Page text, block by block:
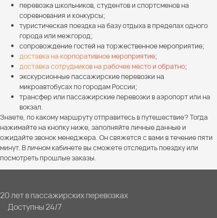
перевозка школьников, студентов и спортсменов на
соревнования и конкурсы;
туристическая поездка на базу отдыха в пределах одного
города или межгород;
сопровождение гостей на торжественное мероприятие;
доставка на корпоративное мероприятие;
доставка сотрудников на рабочее место и обратно;
экскурсионные пассажирские перевозки на
микроавтобусах по городам России;
трансфер или пассажирские перевозки в аэропорт или на
вокзал.
Знаете, по какому маршруту отправитесь в путешествие? Тогда
нажимайте на кнопку ниже, заполняйте личные данные и
ожидайте звонок менеджера. Он свяжется с вами в течение пяти
минут. В личном кабинете вы сможете отследить поездку или
посмотреть прошлые заказы.
20 лет в пассажирских перевозках
Доступны 24/7